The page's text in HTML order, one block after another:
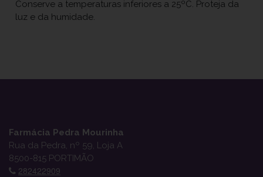
Conserve a temperaturas inferiores a 25ºC. Proteja da
luz e da humidade.
Farmácia Pedra Mourinha
Rua da Pedra, nº 59, Loja A
8500-815 PORTIMÃO
282422909